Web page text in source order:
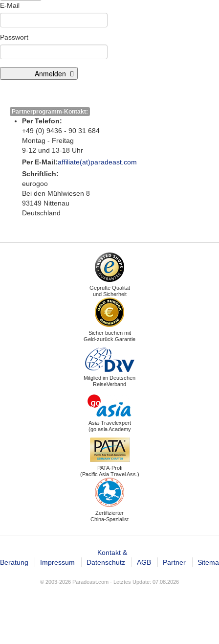
E-Mail
Passwort
Anmelden
Partnerprogramm-Kontakt:
Per Telefon:
+49 (0) 9436 - 90 31 684
Montag - Freitag
9-12 und 13-18 Uhr
Per E-Mail:affiliate(at)paradeast.com
Schriftlich:
eurogoo
Bei den Mühlwiesen 8
93149 Nittenau
Deutschland
Geprüfte Qualität
und Sicherheit
Sicher buchen mit
Geld-zurück.Garantie
Mitglied im Deutschen
ReiseVerband
Asia-Travelexpert
(go asia Academy
PATA-Profi
(Pacific Asia Travel Ass.)
Zertifizierter
China-Spezialist
Kontakt &
Beratung
Impressum Datenschutz AGB Partner
© 2003-2026 Paradeast.com - Letztes Update: 07.08.2026